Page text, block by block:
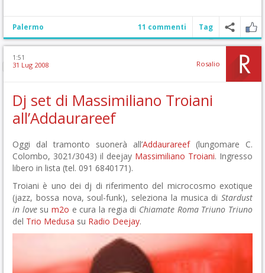
Palermo 11 commenti Tag
1:51
31 Lug 2008 Rosalio
Dj set di Massimiliano Troiani
all’Addaurareef
Oggi dal tramonto suonerà all’Addaurareef(lungomare C.
Colombo, 3021/3043) il deejay Massimiliano Troiani. Ingresso
libero in lista (tel. 091 6840171).
Troiani è uno dei dj di riferimento del microcosmo exotique
(jazz, bossa nova, soul-funk), seleziona la musica di Stardust
in lovesum2o e cura la regia di Chiamate Roma Triuno Triuno
del Trio Medusa su Radio Deejay.